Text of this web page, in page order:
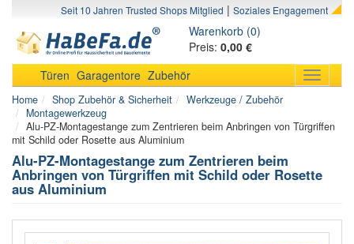
Seit 10 Jahren Trusted Shops Mitglied | Soziales Engagement
Warenkorb (0)
Preis: 0,00 €
Toggle
Türen Garagentore Zubehör
Home Shop Zubehör & Sicherheit
Werkzeuge / Zubehör
Montagewerkzeug
Alu-PZ-Montagestange zum Zentrieren beim Anbringen von Türgriffen
mit Schild oder Rosette aus Aluminium
Alu-PZ-Montagestange zum Zentrieren beim
Anbringen von Türgriffen mit Schild oder Rosette
aus Aluminium